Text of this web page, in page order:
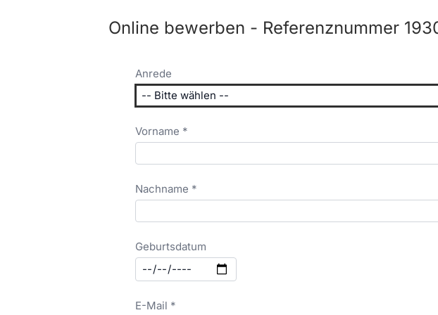
Online bewerben - Referenznummer
Anrede
Vorname *
Nachname *
Geburtsdatum
E-Mail *